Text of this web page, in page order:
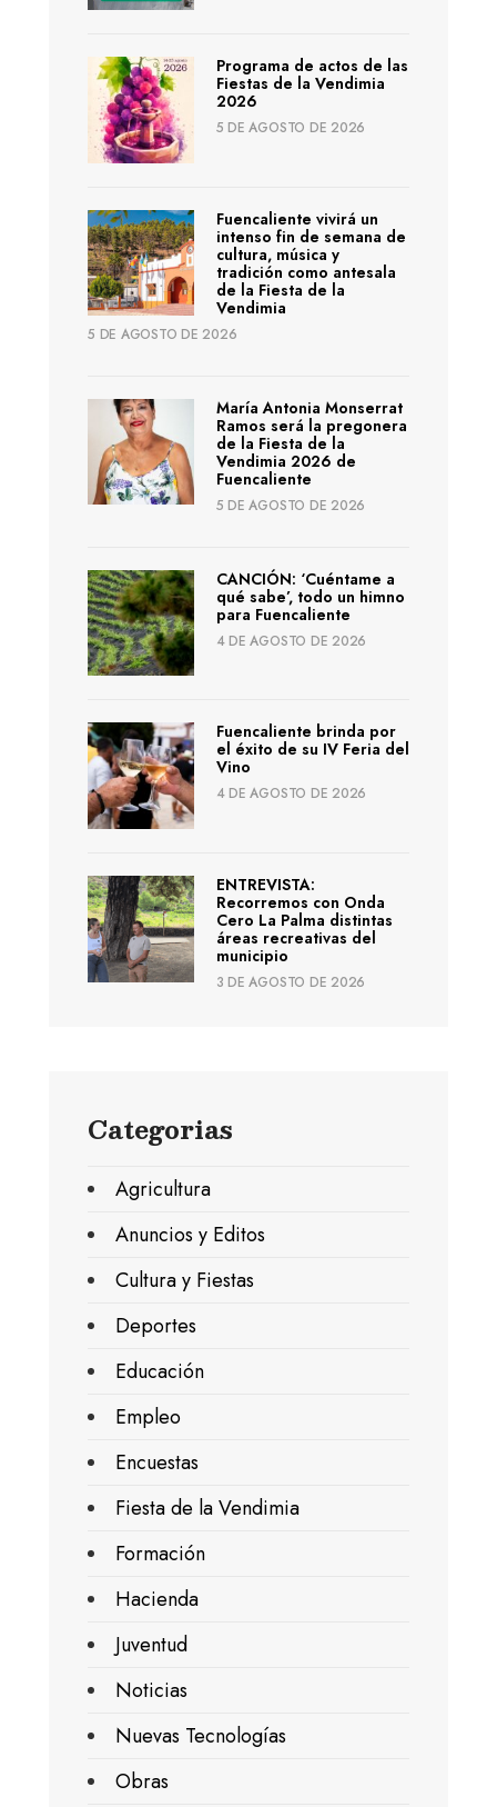
Programa de actos de las
Fiestas de la Vendimia
2026
5 DE AGOSTO DE 2026
Fuencaliente vivirá un
intenso fin de semana de
cultura, música y
tradición como antesala
de la Fiesta de la
Vendimia
5 DE AGOSTO DE 2026
María Antonia Monserrat
Ramos será la pregonera
de la Fiesta de la
Vendimia 2026 de
Fuencaliente
5 DE AGOSTO DE 2026
CANCIÓN: ‘Cuéntame a
qué sabe’, todo un himno
para Fuencaliente
4 DE AGOSTO DE 2026
Fuencaliente brinda por
el éxito de su IV Feria del
Vino
4 DE AGOSTO DE 2026
ENTREVISTA:
Recorremos con Onda
Cero La Palma distintas
áreas recreativas del
municipio
3 DE AGOSTO DE 2026
Categorias
Agricultura
Anuncios y Editos
Cultura y Fiestas
Deportes
Educación
Empleo
Encuestas
Fiesta de la Vendimia
Formación
Hacienda
Juventud
Noticias
Nuevas Tecnologías
Obras